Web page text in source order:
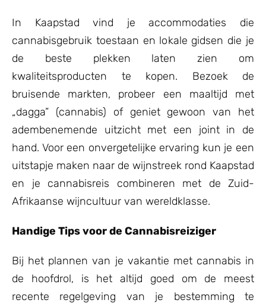
In Kaapstad vind je accommodaties die
cannabisgebruik toestaan en lokale gidsen die je
de beste plekken laten zien om
kwaliteitsproducten te kopen. Bezoek de
bruisende markten, probeer een maaltijd met
„dagga” (cannabis) of geniet gewoon van het
adembenemende uitzicht met een joint in de
hand. Voor een onvergetelijke ervaring kun je een
uitstapje maken naar de wijnstreek rond Kaapstad
en je cannabisreis combineren met de Zuid-
Afrikaanse wijncultuur van wereldklasse.
Handige Tips voor de Cannabisreiziger
Bij het plannen van je vakantie met cannabis in
de hoofdrol, is het altijd goed om de meest
recente regelgeving van je bestemming te